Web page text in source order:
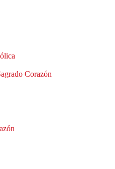
Corazón